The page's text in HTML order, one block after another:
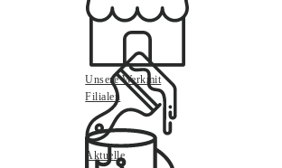
Unsere Werkmit
Filialen
Aktuelle